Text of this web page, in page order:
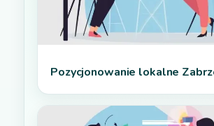
Pozycjonowanie lokalne